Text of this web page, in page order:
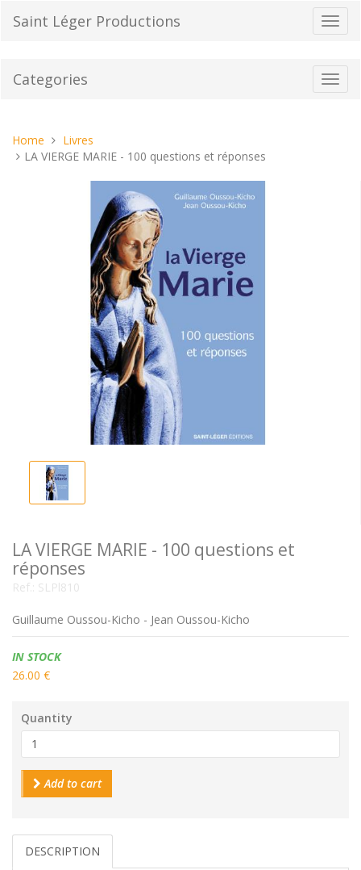
Saint Léger Productions
Categories
You
are
Home
Livres
LA VIERGE MARIE - 100 questions et réponses
LA VIERGE MARIE - 100 questions et
réponses
Ref.: SLPl810
Guillaume Oussou-Kicho - Jean Oussou-Kicho
Availability:
IN STOCK
26.00 €
Quantity
Add to cart
DESCRIPTION